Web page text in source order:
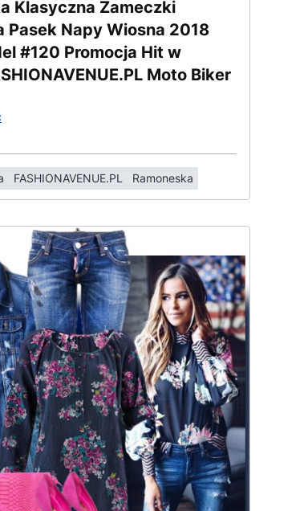
Klasyczna Zameczki
Pasek Napy Wiosna 2018
#120 Promocja Hit w
Moto Biker
FASHIONAVENUE.PL Ramoneska